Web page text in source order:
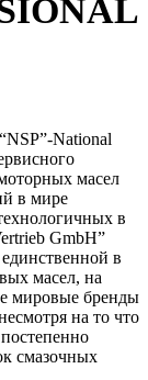
National
масел
в мире
в
GmbH”
в
масел, на
мировые бренды
на то что
смазочных